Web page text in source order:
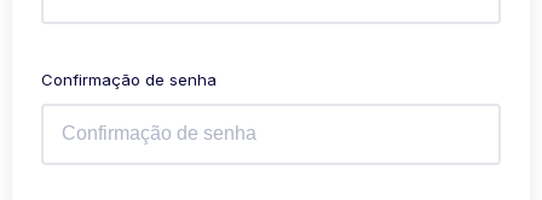
Confirmação de senha